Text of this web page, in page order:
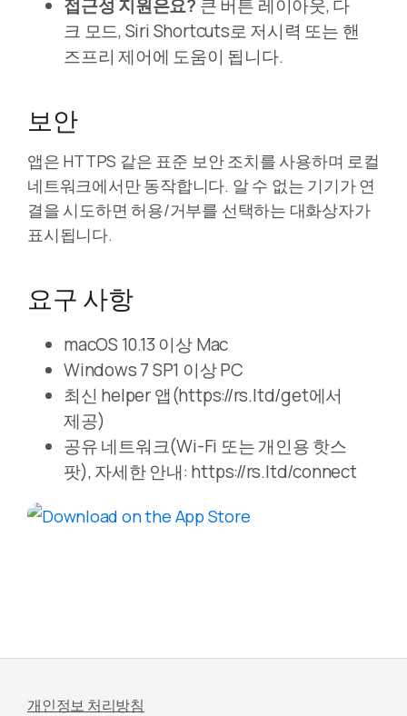
접근성 지원은요? 큰 버튼 레이아웃, 다
크 모드, Siri Shortcuts로 저시력 또는 핸
즈프리 제어에 도움이 됩니다.
보안
앱은 HTTPS 같은 표준 보안 조치를 사용하며 로컬
네트워크에서만 동작합니다. 알 수 없는 기기가 연
결을 시도하면 허용/거부를 선택하는 대화상자가
표시됩니다.
요구 사항
macOS 10.13 이상 Mac
Windows 7 SP1 이상 PC
최신 helper 앱(https://rs.ltd/get에서
제공)
공유 네트워크(Wi-Fi 또는 개인용 핫스
팟), 자세한 안내: https://rs.ltd/connect
개인정보 처리방침